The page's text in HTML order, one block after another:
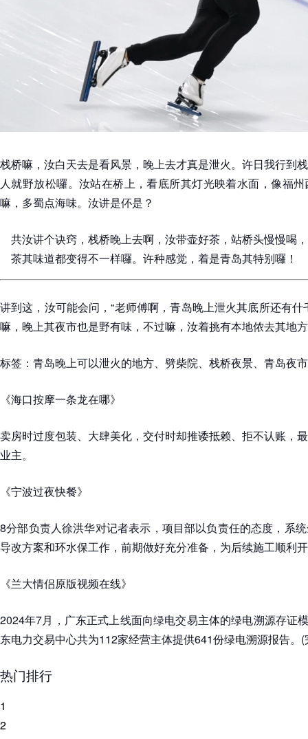
栈桥嘛，汝白天去是看风景，晚上去才真是泄火。许日我行到
人就野放松囉。汝站在桥上，看底所其灯光映着水面，像福
嘛，多蜀点海味。汝讲是伓是？
共汝讲个诀窍，栈桥晚上去啊，汝带壶好茶，站桥头慢慢喝
茶其味道都变得不一样囉。许种感觉，着是青岛其特别囉！
讲到这，汝可能会问，“老师傅啊，青岛晚上泄火其底所还有
嘛，晚上其夜市也是野有味，不过嘛，汝着挑有本地侬去其地
标签：青岛晚上可以泄火的地方、劈柴院、栈桥夜景、青岛夜
《海口按摩一条龙在哪》
卖房时过度包装、大肆美化，交付时却推诿抵赖、拒不认账，
业主。
《宁波过夜快餐》
8分部负责人徐洪华对记者表示，项目部以负责任的态度，系
导改方案和环水保工作，前期做好充分准备，为后续施工顺利
《兰大情侣原版视频在线》
2024年7月，广东正式上线面向绿电交易主体的绿电溯源存证
东电力交易中心共为112家经营主体提供641份绿电溯源报告。(
热门排行
1
2